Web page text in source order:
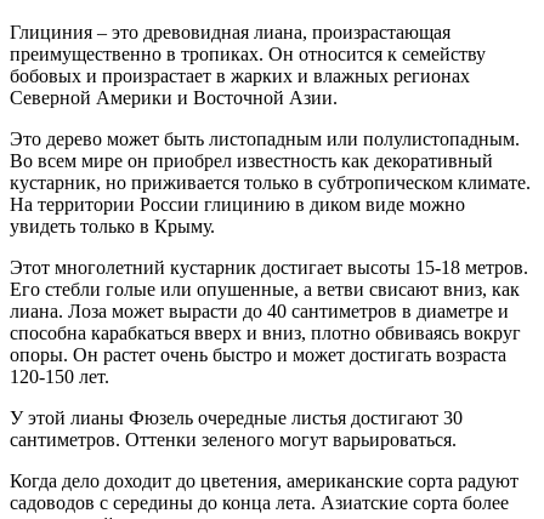
Глициния – это древовидная лиана, произрастающая
преимущественно в тропиках. Он относится к семейству
бобовых и произрастает в жарких и влажных регионах
Северной Америки и Восточной Азии.
Это дерево может быть листопадным или полулистопадным.
Во всем мире он приобрел известность как декоративный
кустарник, но приживается только в субтропическом климате.
На территории России глицинию в диком виде можно
увидеть только в Крыму.
Этот многолетний кустарник достигает высоты 15-18 метров.
Его стебли голые или опушенные, а ветви свисают вниз, как
лиана. Лоза может вырасти до 40 сантиметров в диаметре и
способна карабкаться вверх и вниз, плотно обвиваясь вокруг
опоры. Он растет очень быстро и может достигать возраста
120-150 лет.
У этой лианы Фюзель очередные листья достигают 30
сантиметров. Оттенки зеленого могут варьироваться.
Когда дело доходит до цветения, американские сорта радуют
садоводов с середины до конца лета. Азиатские сорта более